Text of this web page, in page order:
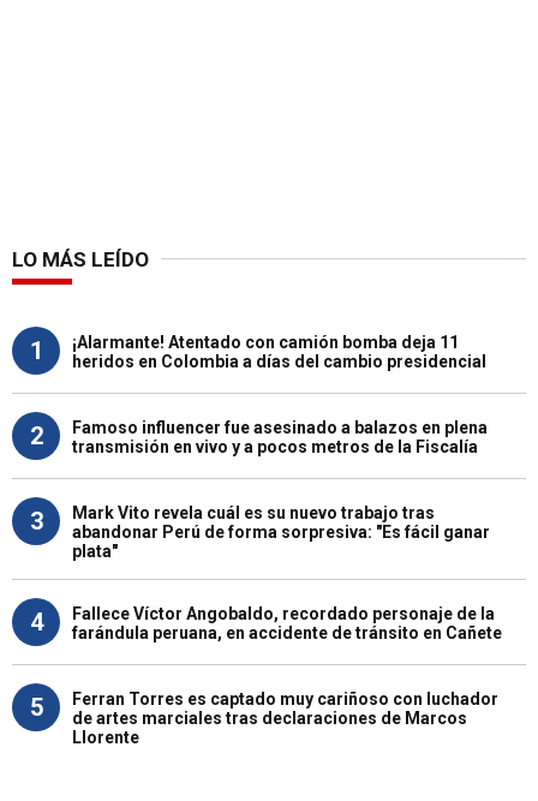
LO MÁS LEÍDO
1
¡Alarmante! Atentado con camión bomba deja 11
heridos en Colombia a días del cambio presidencial
2
Famoso influencer fue asesinado a balazos en plena
transmisión en vivo y a pocos metros de la Fiscalía
3
Mark Vito revela cuál es su nuevo trabajo tras
abandonar Perú de forma sorpresiva: "Es fácil ganar
plata"
4
Fallece Víctor Angobaldo, recordado personaje de la
farándula peruana, en accidente de tránsito en Cañete
5
Ferran Torres es captado muy cariñoso con luchador
de artes marciales tras declaraciones de Marcos
Llorente